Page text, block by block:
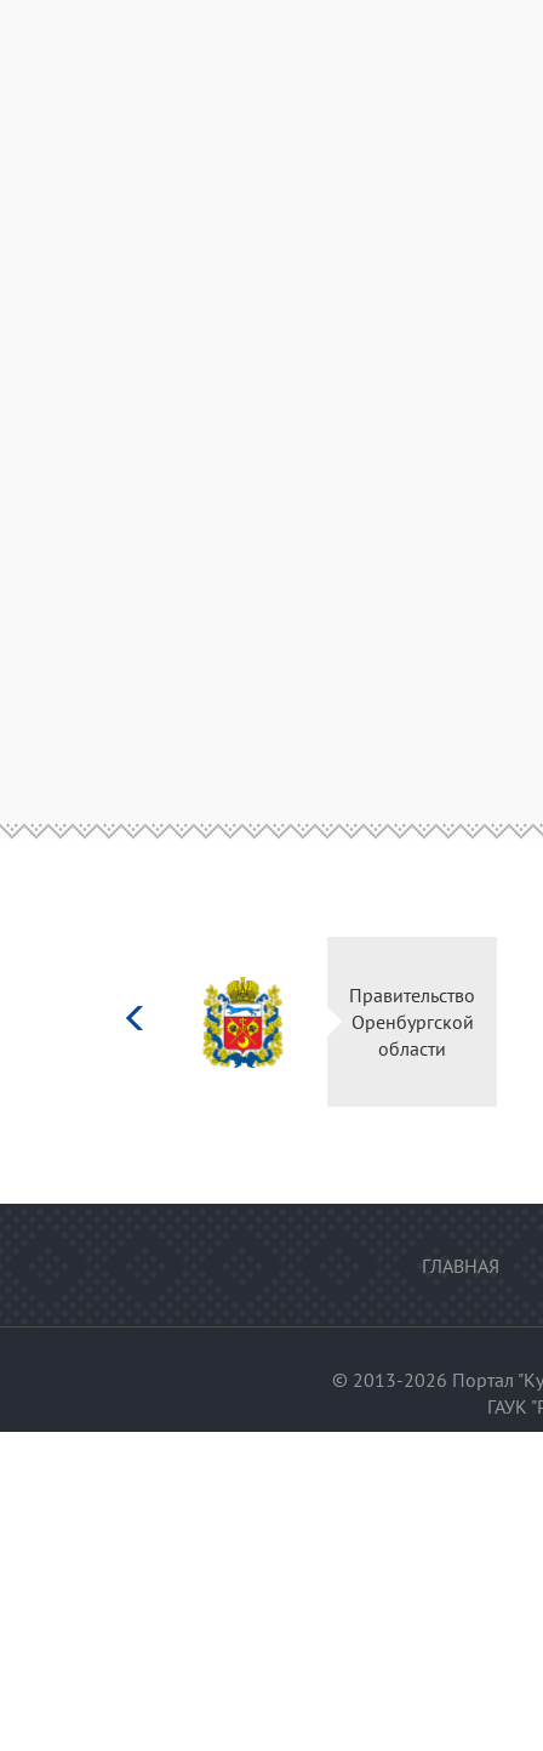
Правительство
Оренбургской
области
ГЛАВНАЯ
© 2013-2026 Портал
ГАУК